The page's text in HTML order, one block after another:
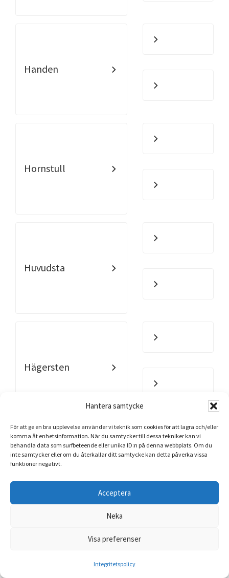
Hantera samtycke
För att ge en bra upplevelse använder vi teknik som cookies för att lagra och/eller
komma åt enhetsinformation. När du samtycker till dessa tekniker kan vi
behandla data som surfbeteende eller unika ID:n på denna webbplats. Om du
inte samtycker eller om du återkallar ditt samtycke kan detta påverka vissa
funktioner negativt.
Acceptera
Neka
Visa preferenser
Integritetspolicy
Handen
Hornstull
Huvudsta
Hägersten
Hökarängen